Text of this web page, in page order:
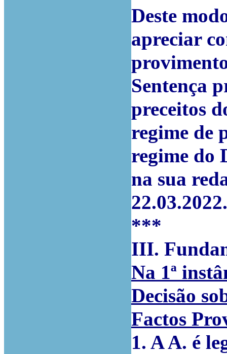
Deste
apreciar
Sentença
preceitos
regime de
regime do
na sua
22.03.2022.
***
III.
Na 1ª
Decisão
Factos
1. A A. é